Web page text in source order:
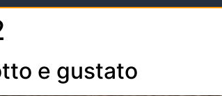
e gustato